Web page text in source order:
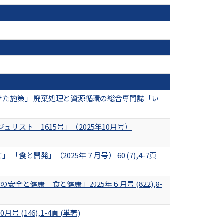
施策」 廃棄処理と資源循環の総合専門誌「い
ュリスト 1615号」（2025年10月号）
「食と開発」（2025年７月号） 60 (7),4-7頁
安全と健康 食と健康」2025年６月号 (822),8-
月号 (146),1-4頁 (単著)